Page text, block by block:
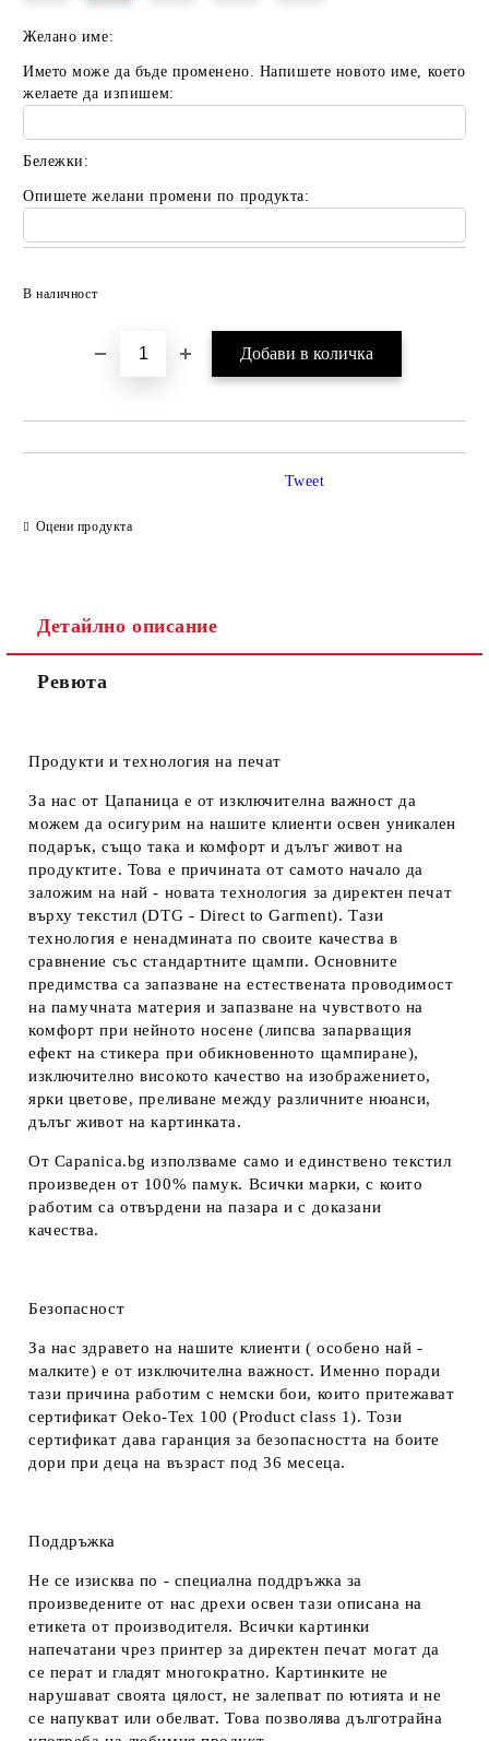
Желано име:
Името може да бъде променено. Напишете новото име, което
желаете да изпишем:
Бележки:
Опишете желани промени по продукта:
В наличност
Оцени продукта
Tweet
Детайлно описание
Ревюта
Продукти и технология на печат
За нас от Цапаница е от изключителна важност да
можем да осигурим на нашите клиенти освен уникален
подарък, също така и комфорт и дълъг живот на
продуктите. Това е причината от самото начало да
заложим на най - новата технология за директен печат
върху текстил (DTG - Direct to Garment). Тази
технология е ненадмината по своите качества в
сравнение със стандартните щампи. Основните
предимства са запазване на естествената проводимост
на памучната материя и запазване на чувството на
комфорт при нейното носене (липсва запарващия
ефект на стикера при обикновенното щампиране),
изключително високото качество на изображението,
ярки цветове, преливане между различните нюанси,
дълъг живот на картинката.
От Capanica.bg използваме само и единствено текстил
произведен от 100% памук. Всички марки, с които
работим са отвърдени на пазара и с доказани
качества.
Безопасност
За нас здравето на нашите клиенти ( особено най -
малките) е от изключителна важност. Именно поради
тази причина работим с немски бои, които притежават
сертификат Oeko-Tex 100 (Product class 1). Този
сертификат дава гаранция за безопасността на боите
дори при деца на възраст под 36 месеца.
Поддръжка
Не се изисква по - специална поддръжка за
произведените от нас дрехи освен тази описана на
етикета от производителя. Всички картинки
напечатани чрез принтер за директен печат могат да
се перат и гладят многократно. Картинките не
нарушават своята цялост, не залепват по ютията и не
се напукват или обелват. Това позволява дълготрайна